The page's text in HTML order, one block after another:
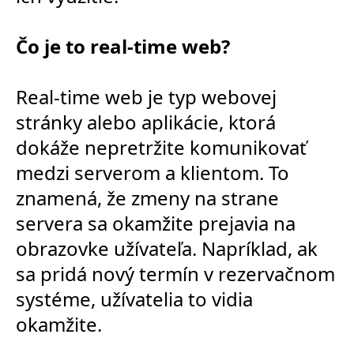
Čo je to real-time web?
Real-time web je typ webovej
stránky alebo aplikácie, ktorá
dokáže nepretržite komunikovať
medzi serverom a klientom. To
znamená, že zmeny na strane
servera sa okamžite prejavia na
obrazovke užívateľa. Napríklad, ak
sa pridá nový termín v rezervačnom
systéme, užívatelia to vidia
okamžite.